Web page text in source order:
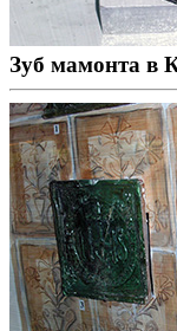
Зуб мамонта в